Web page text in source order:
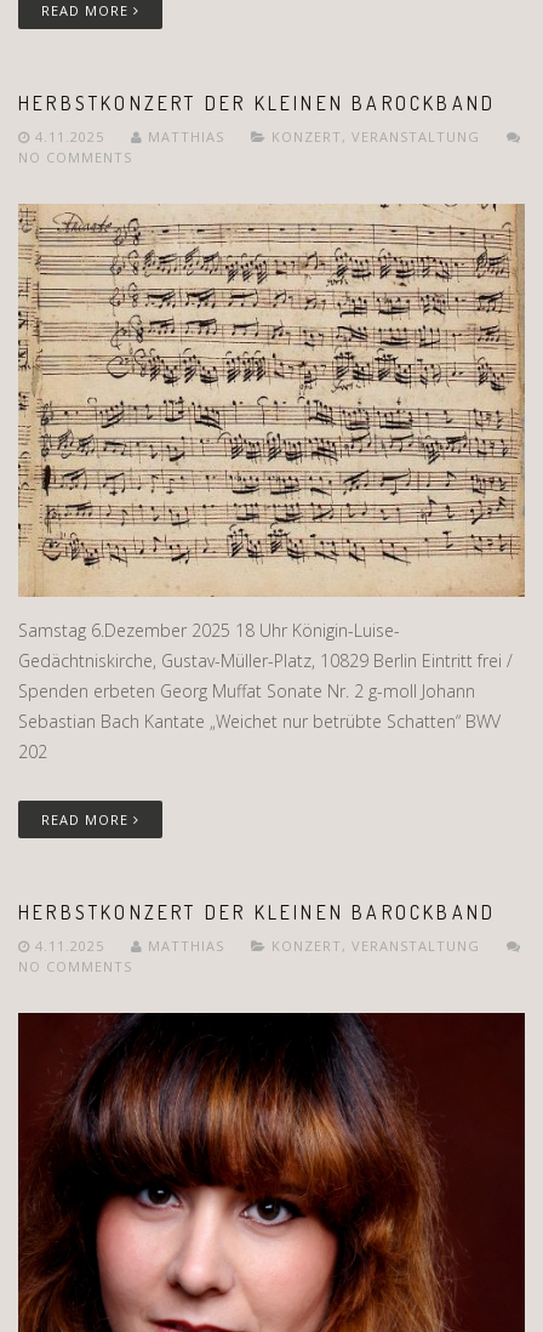
READ MORE
HERBSTKONZERT DER KLEINEN BAROCKBAND
4.11.2025 MATTHIAS KONZERT , VERANSTALTUNG
NO COMMENTS
Samstag 6.Dezember 2025 18 Uhr Königin-Luise-
Gedächtniskirche, Gustav-Müller-Platz, 10829 Berlin Eintritt frei /
Spenden erbeten Georg Muffat Sonate Nr. 2 g-moll Johann
Sebastian Bach Kantate „Weichet nur betrübte Schatten“ BWV
202
READ MORE
HERBSTKONZERT DER KLEINEN BAROCKBAND
4.11.2025 MATTHIAS KONZERT , VERANSTALTUNG
NO COMMENTS